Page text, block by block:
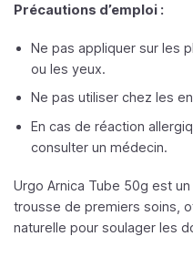
Précautions d’emploi :
Ne pas appliquer sur les
ou les yeux.
Ne pas utiliser chez les
En cas de réaction
consulter un médecin.
Urgo Arnica Tube 50g est
trousse de premiers soins,
naturelle pour soulager les